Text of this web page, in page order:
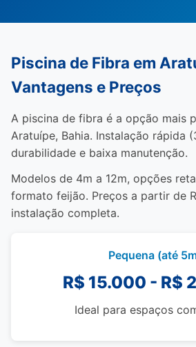
Piscina de Fibra em
Vantagens e Preços
A piscina de fibra é a opção mais
Aratuípe, Bahia. Instalação rápida
durabilidade e baixa manutenção.
Modelos de 4m a 12m, opções
formato feijão. Preços a partir de
instalação completa.
Pequena (até
R$ 15.000 - R$
Ideal para espaços